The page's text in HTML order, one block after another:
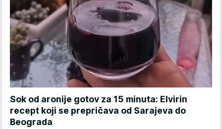
Sok od aronije gotov za 15 minuta: Elvirin
recept koji se prepričava od Sarajeva do
Beograda